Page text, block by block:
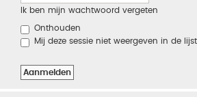
Ik ben mijn wachtwoord vergeten
Onthouden
Mij deze sessie niet weergeven in de